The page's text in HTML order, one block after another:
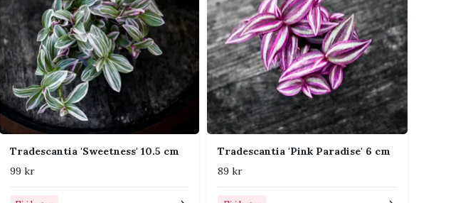
att
om
Tradescantia 'Sweetness' 10.5 cm
99 kr
Tradescantia 'Pink Paradise' 6 cm
89 kr